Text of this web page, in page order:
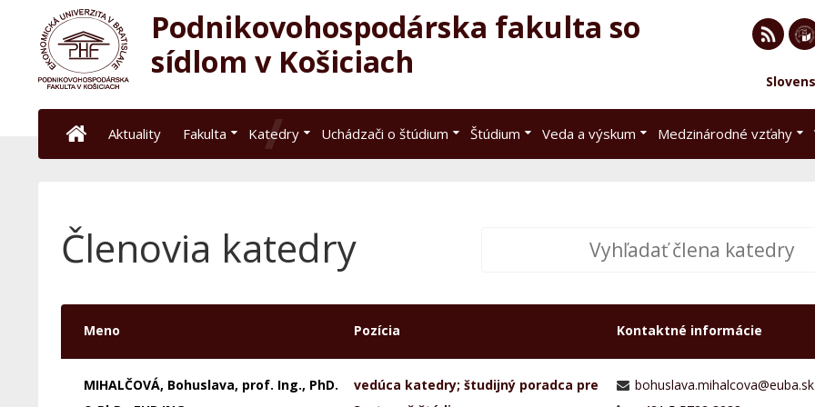
Podnikovohospodárska fakulta so
sídlom v Košiciach
Aktuality Fakulta Katedry Uchádzači o štúdium Štúdium Veda a výskum Medzinárodné vzťahy
Členovia katedry
Meno Pozícia Kontaktné informácie
MIHALČOVÁ, Bohuslava, prof. Ing., PhD.
vedúca katedry; študijný poradca pre